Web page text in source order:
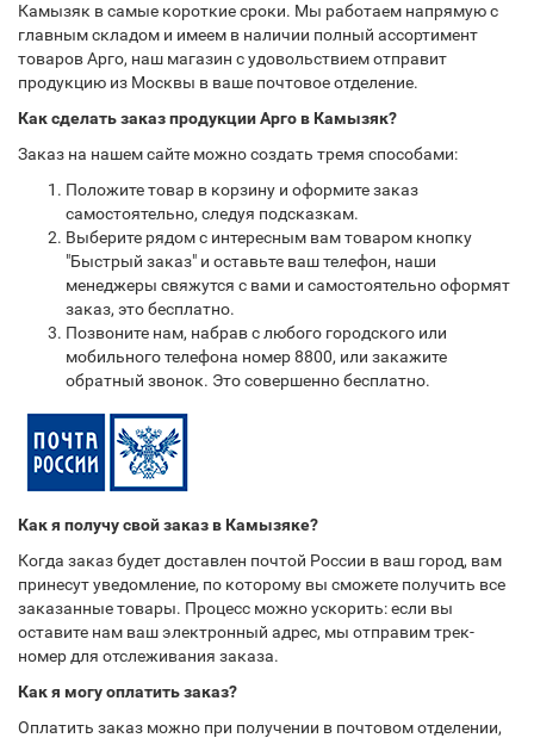
Камызяк в самые короткие сроки. Мы работаем напрямую с
главным складом и имеем в наличии полный ассортимент
товаров Арго, наш магазин с удовольствием отправит
продукцию из Москвы в ваше почтовое отделение.
Как сделать заказ продукции Арго в Камызяк?
Заказ на нашем сайте можно создать тремя способами:
Положите товар в корзину и оформите заказ
самостоятельно, следуя подсказкам.
Выберите рядом с интересным вам товаром кнопку
"Быстрый заказ" и оставьте ваш телефон, наши
менеджеры свяжутся с вами и самостоятельно оформят
заказ, это бесплатно.
Позвоните нам, набрав с любого городского или
мобильного телефона номер 8800, или закажите
обратный звонок. Это совершенно бесплатно.
Как я получу свой заказ в Камызяке?
Когда заказ будет доставлен почтой России в ваш город, вам
принесут уведомление, по которому вы сможете получить все
заказанные товары. Процесс можно ускорить: если вы
оставите нам ваш электронный адрес, мы отправим трек-
номер для отслеживания заказа.
Как я могу оплатить заказ?
Оплатить заказ можно при получении в почтовом отделении,